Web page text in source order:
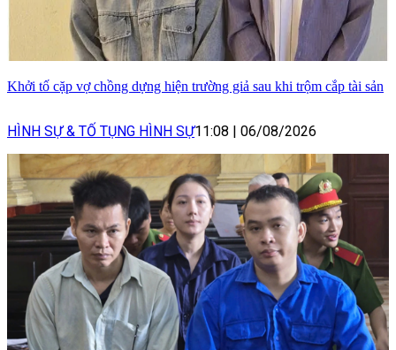
Khởi tố cặp vợ chồng dựng hiện trường giả sau khi trộm cắp tài sản
HÌNH SỰ & TỐ TỤNG HÌNH SỰ11:08 06/08/2026